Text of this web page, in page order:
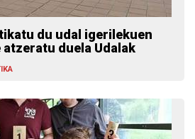
du udal igerilekuen
duela Udalak